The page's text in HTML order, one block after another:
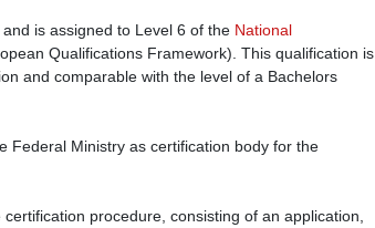
and is assigned to Level 6 of the National
Qualifications Framework). This qualification is
and comparable with the level of a Bachelors
Federal Ministry as certification body for the
procedure, consisting of an application,